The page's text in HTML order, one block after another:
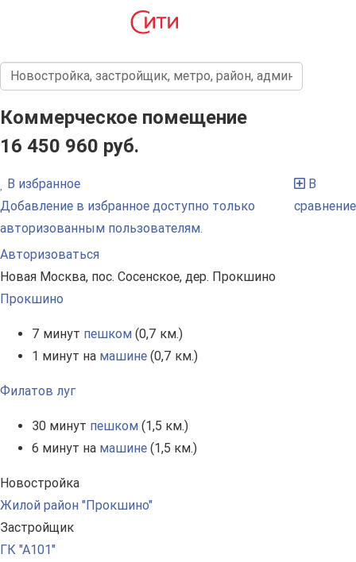
Коммерческое помещение
16 450 960 руб.
В избранное
Добавление в избранное доступно только
авторизованным пользователям.
Авторизоваться
В
сравнение
Новая Москва, пос. Сосенское, дер. Прокшино
Прокшино
7 минут пешком (0,7 км.)
1 минут на машине (0,7 км.)
Филатов луг
30 минут пешком (1,5 км.)
6 минут на машине (1,5 км.)
Новостройка
Жилой район "Прокшино"
Застройщик
ГК "А101"